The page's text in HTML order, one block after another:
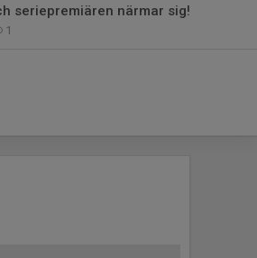
seriepremiären närmar sig!
1